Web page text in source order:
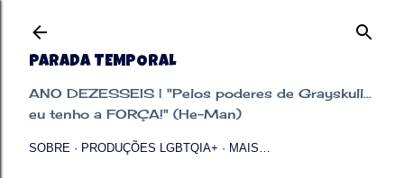
PARADA TEMPORAL
ANO DEZESSEIS | "Pelos poderes de Grayskull...
eu tenho a FORÇA!" (He-Man)
SOBRE PRODUÇÕES LGBTQIA+ MAIS…